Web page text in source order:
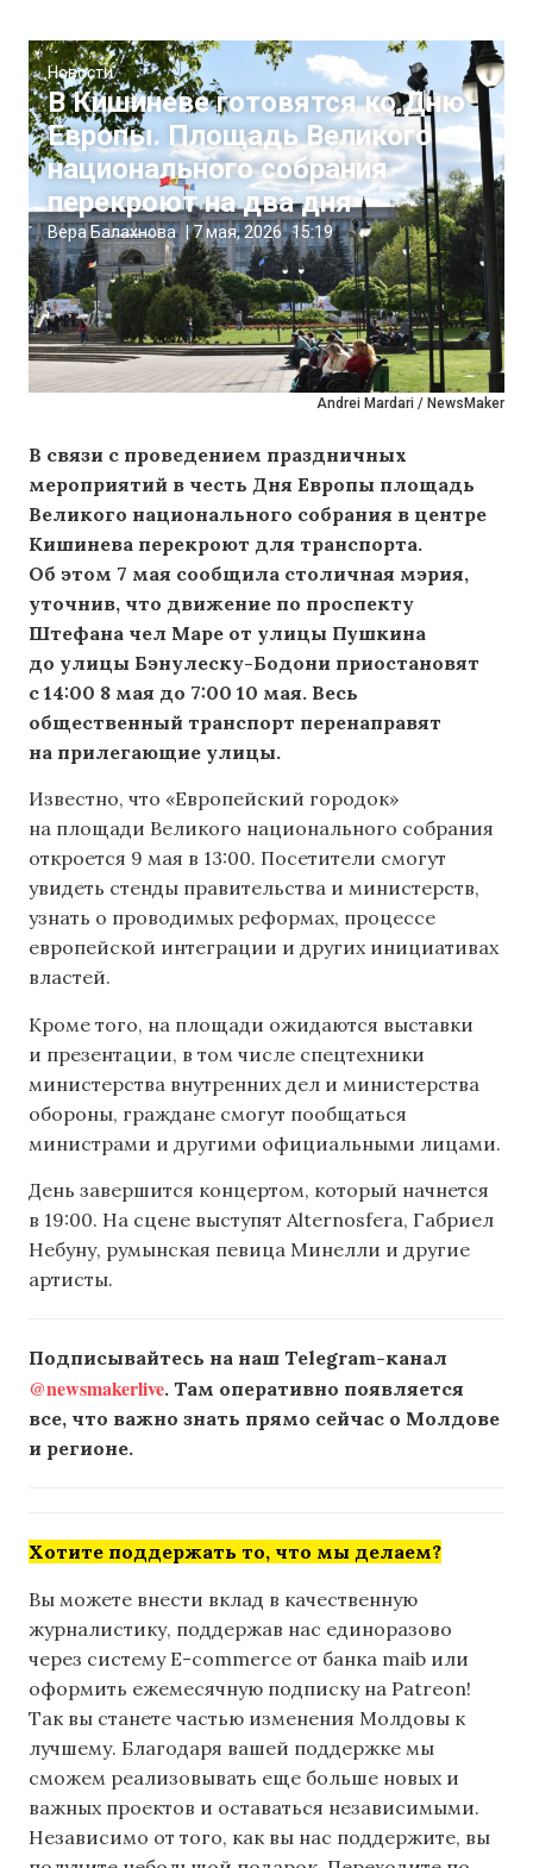
Andrei Mardari / NewsMaker
Новости
В Кишиневе готовятся ко Дню
Европы. Площадь Великого
национального собрания
перекроют на два дня
Вера Балахнова |7 мая, 2026 15:19
В связи с проведением праздничных
мероприятий в честь Дня Европы площадь
Великого национального собрания в центре
Кишинева перекроют для транспорта.
Об этом 7 мая сообщила столичная мэрия,
уточнив, что движение по проспекту
Штефана чел Маре от улицы Пушкина
до улицы Бэнулеску-Бодони приостановят
с 14:00 8 мая до 7:00 10 мая. Весь
общественный транспорт перенаправят
на прилегающие улицы.
Известно, что «Европейский городок»
на площади Великого национального собрания
откроется 9 мая в 13:00. Посетители смогут
увидеть стенды правительства и министерств,
узнать о проводимых реформах, процессе
европейской интеграции и других инициативах
властей.
Кроме того, на площади ожидаются выставки
и презентации, в том числе спецтехники
министерства внутренних дел и министерства
обороны, граждане смогут пообщаться
министрами и другими официальными лицами.
День завершится концертом, который начнется
в 19:00. На сцене выступят Alternosfera, Габриел
Небуну, румынская певица Минелли и другие
артисты.
Подписывайтесь на наш Telegram-канал
@newsmakerlive. Там оперативно появляется
все, что важно знать прямо сейчас о Молдове
и регионе.
Хотите поддержать то, что мы делаем?
Вы можете внести вклад в качественную
журналистику, поддержав нас единоразово
через систему E-commerce от банка maib или
оформить ежемесячную подписку на Patreon!
Так вы станете частью изменения Молдовы к
лучшему. Благодаря вашей поддержке мы
сможем реализовывать еще больше новых и
важных проектов и оставаться независимыми.
Независимо от того, как вы нас поддержите, вы